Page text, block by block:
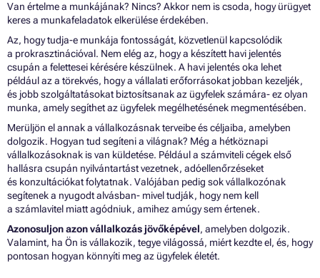
Van értelme a munkájának? Nincs? Akkor nem is csoda, hogy ürügyet
keres a munkafeladatok elkerülése érdekében.
Az, hogy tudja-e munkája fontosságát, közvetlenül kapcsolódik
a prokrasztinációval. Nem elég az, hogy a készített havi jelentés
csupán a felettesei kérésére készülnek. A havi jelentés oka lehet
például az a törekvés, hogy a vállalati erőforrásokat jobban kezeljék,
és jobb szolgáltatásokat biztosítsanak az ügyfelek számára- ez olyan
munka, amely segíthet az ügyfelek megélhetésének megmentésében.
Merüljön el annak a vállalkozásnak terveibe és céljaiba, amelyben
dolgozik. Hogyan tud segíteni a világnak? Még a hétköznapi
vállalkozásoknak is van küldetése. Például a számviteli cégek első
hallásra csupán nyilvántartást vezetnek, adóellenőrzéseket
és konzultációkat folytatnak. Valójában pedig sok vállalkozónak
segítenek a nyugodt alvásban- mivel tudják, hogy nem kell
a számlavitel miatt agódniuk, amihez amúgy sem értenek.
Azonosuljon azon vállalkozás jövőképével, amelyben dolgozik.
Valamint, ha Ön is vállakozik, tegye világossá, miért kezdte el, és, hogy
pontosan hogyan könnyíti meg az ügyfelek életét.